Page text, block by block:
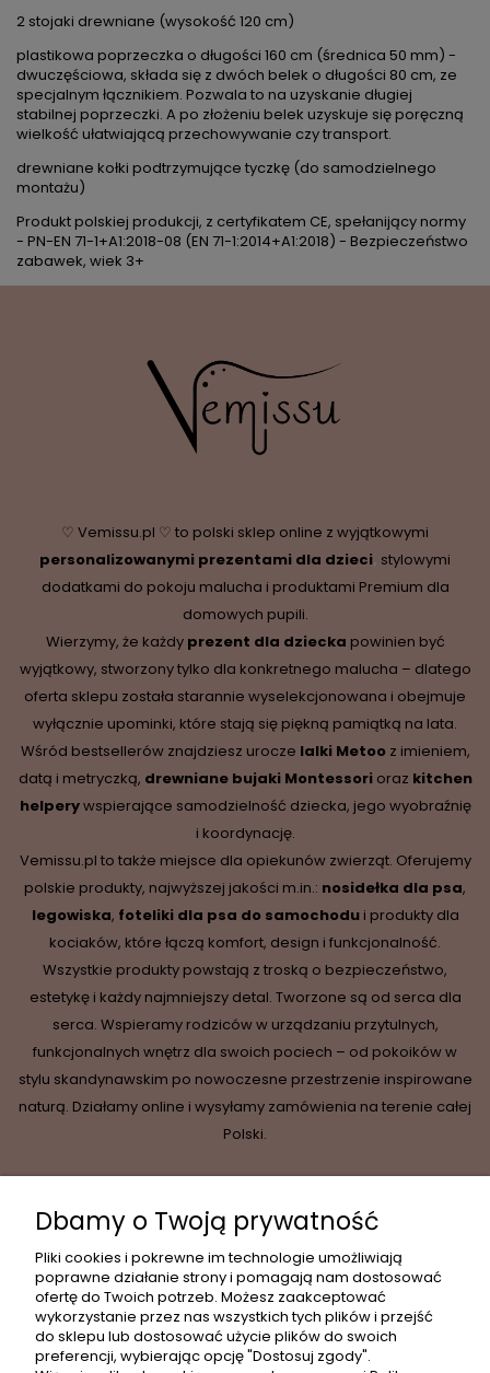
2 stojaki drewniane (wysokość 120 cm)
plastikowa poprzeczka o długości 160 cm (średnica 50 mm) -
dwuczęściowa, składa się z dwóch belek o długości 80 cm, ze
specjalnym łącznikiem. Pozwala to na uzyskanie długiej
stabilnej poprzeczki. A po złożeniu belek uzyskuje się poręczną
wielkość ułatwiającą przechowywanie czy transport.
drewniane kołki podtrzymujące tyczkę (do samodzielnego
montażu)
Produkt polskiej produkcji, z certyfikatem CE, spełanijący normy
- PN-EN 71-1+A1:2018-08 (EN 71-1:2014+A1:2018) - Bezpieczeństwo
zabawek, wiek 3+
♡ Vemissu.pl ♡ to polski sklep online z wyjątkowymi
personalizowanymi prezentami dla dzieci, stylowymi
dodatkami do pokoju malucha i produktami Premium dla
domowych pupili.
Wierzymy, że każdy prezent dla dziecka powinien być
wyjątkowy, stworzony tylko dla konkretnego malucha – dlatego
oferta sklepu została starannie wyselekcjonowana i obejmuje
wyłącznie upominki, które stają się piękną pamiątką na lata.
Wśród bestsellerów znajdziesz urocze lalki Metoo z imieniem,
datą i metryczką, drewniane bujaki Montessorioraz kitchen
helperywspierające samodzielność dziecka, jego wyobraźnię
i koordynację.
Vemissu.pl to także miejsce dla opiekunów zwierząt. Oferujemy
polskie produkty, najwyższej jakości m.in.: nosidełka dla psa,
legowiska, foteliki dla psa do samochodui produkty dla
kociaków, które łączą komfort, design i funkcjonalność.
Wszystkie produkty powstają z troską o bezpieczeństwo,
estetykę i każdy najmniejszy detal. Tworzone są od serca dla
serca. Wspieramy rodziców w urządzaniu przytulnych,
funkcjonalnych wnętrz dla swoich pociech – od pokoików w
stylu skandynawskim po nowoczesne przestrzenie inspirowane
naturą. Działamy online i wysyłamy zamówienia na terenie całej
Polski.
INFORMACJE
MOJE KONTO
Dbamy o Twoją prywatność
Pliki cookies i pokrewne im technologie umożliwiają
poprawne działanie strony i pomagają nam dostosować
ofertę do Twoich potrzeb. Możesz zaakceptować
wykorzystanie przez nas wszystkich tych plików i przejść
do sklepu lub dostosować użycie plików do swoich
preferencji, wybierając opcję "Dostosuj zgody".